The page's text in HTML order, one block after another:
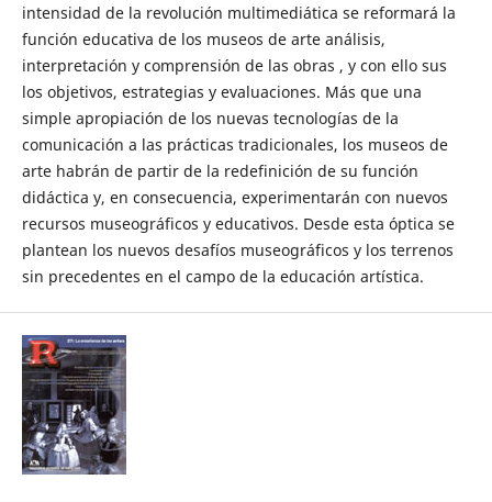
intensidad de la revolución multimediática se reformará la
función educativa de los museos de arte análisis,
interpretación y comprensión de las obras , y con ello sus
los objetivos, estrategias y evaluaciones. Más que una
simple apropiación de los nuevas tecnologías de la
comunicación a las prácticas tradicionales, los museos de
arte habrán de partir de la redefinición de su función
didáctica y, en consecuencia, experimentarán con nuevos
recursos museográficos y educativos. Desde esta óptica se
plantean los nuevos desafíos museográficos y los terrenos
sin precedentes en el campo de la educación artística.